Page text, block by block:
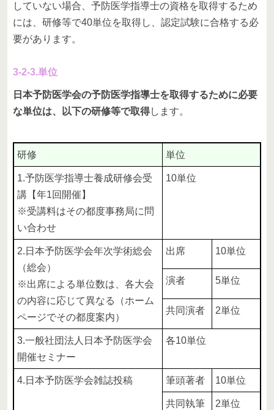
していない場合、予防医学指導士の資格を取得するため
には、研修等で40単位を取得し、認定試験に合格する必
要があります。
3-2-3.単位
日本予防医学会の予防医学指導士を取得するために必要
な単位は、以下の研修等で取得します。
研修 単位
1.予防医学指導士養成研修会受
講【年1回開催】
※受講料はその都度事務局に問
い合わせ
10単位
2.日本予防医学会年次学術総会
（総会）
※出席による単位数は、各大会
の内容に応じて異なる（ホーム
ページでその都度案内）
出席 10単位
演者 5単位
共同演者 2単位
3.一般社団法人日本予防医学会
開催セミナー
各10単位
4.日本予防医学会雑誌投稿 筆頭著者 10単位
共同執筆
2単位